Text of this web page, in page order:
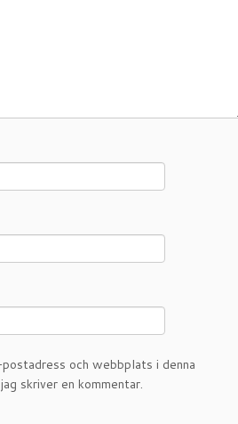
och webbplats i denna
skriver en kommentar.